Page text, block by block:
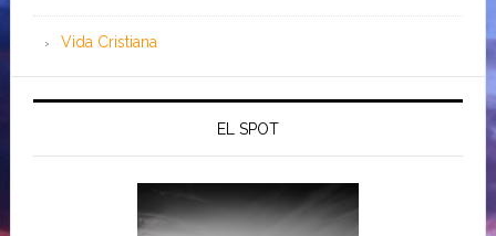
Vida Cristiana
EL SPOT